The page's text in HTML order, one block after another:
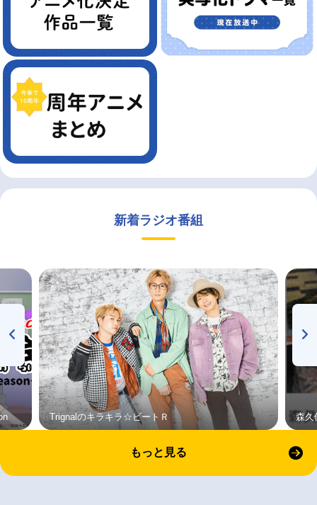
新着ラジオ番組
Trignalのキラキラ☆ビートＲ 森久
もっと見る